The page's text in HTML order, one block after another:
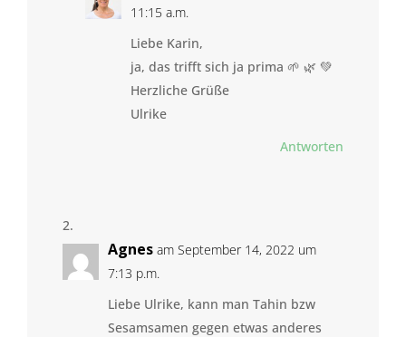
11:15 a.m.
Liebe Karin,
ja, das trifft sich ja prima 🌱 🌿 💚
Herzliche Grüße
Ulrike
Antworten
Agnes am September 14, 2022 um
7:13 p.m.
Liebe Ulrike, kann man Tahin bzw
Sesamsamen gegen etwas anderes